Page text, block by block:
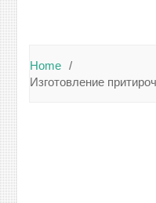
Home
Изготовление